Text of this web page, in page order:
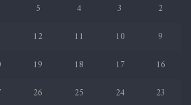
2
3
4
5
9
10
11
12
16
17
18
19
23
24
25
26